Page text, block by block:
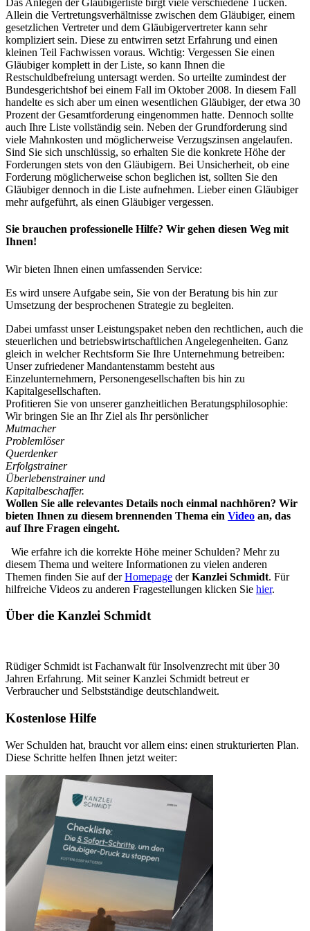
Das Anlegen der Gläubigerliste birgt viele verschiedene Tücken.
Allein die Vertretungsverhältnisse zwischen dem Gläubiger, einem
gesetzlichen Vertreter und dem Gläubigervertreter kann sehr
kompliziert sein. Diese zu entwirren setzt Erfahrung und einen
kleinen Teil Fachwissen voraus. Wichtig: Vergessen Sie einen
Gläubiger komplett in der Liste, so kann Ihnen die
Restschuldbefreiung untersagt werden. So urteilte zumindest der
Bundesgerichtshof bei einem Fall im Oktober 2008. In diesem Fall
handelte es sich aber um einen wesentlichen Gläubiger, der etwa 30
Prozent der Gesamtforderung eingenommen hatte. Dennoch sollte
auch Ihre Liste vollständig sein. Neben der Grundforderung sind
viele Mahnkosten und möglicherweise Verzugszinsen angelaufen.
Sind Sie sich unschlüssig, so erhalten Sie die konkrete Höhe der
Forderungen stets von den Gläubigern. Bei Unsicherheit, ob eine
Forderung möglicherweise schon beglichen ist, sollten Sie den
Gläubiger dennoch in die Liste aufnehmen. Lieber einen Gläubiger
mehr aufgeführt, als einen Gläubiger vergessen.
Sie brauchen professionelle Hilfe? Wir gehen diesen Weg mit
Ihnen!
Wir bieten Ihnen einen umfassenden Service:
Es wird unsere Aufgabe sein, Sie von der Beratung bis hin zur
Umsetzung der besprochenen Strategie zu begleiten.
Dabei umfasst unser Leistungspaket neben den rechtlichen, auch die
steuerlichen und betriebswirtschaftlichen Angelegenheiten. Ganz
gleich in welcher Rechtsform Sie Ihre Unternehmung betreiben:
Unser zufriedener Mandantenstamm besteht aus
Einzelunternehmern, Personengesellschaften bis hin zu
Kapitalgesellschaften.
Profitieren Sie von unserer ganzheitlichen Beratungsphilosophie:
Wir bringen Sie an Ihr Ziel als Ihr persönlicher
Mutmacher
Problemlöser
Querdenker
Erfolgstrainer
Überlebenstrainer und
Kapitalbeschaffer.
Wollen Sie alle relevantes Details noch einmal nachhören? Wir
bieten Ihnen zu diesem brennenden Thema ein Video an, das
auf Ihre Fragen eingeht.
Wie erfahre ich die korrekte Höhe meiner Schulden? Mehr zu
diesem Thema und weitere Informationen zu vielen anderen
Themen finden Sie auf derHomepage derKanzlei Schmidt. Für
hilfreiche Videos zu anderen Fragestellungen klicken Sie hier.
Über die Kanzlei Schmidt
Rüdiger Schmidt ist Fachanwalt für Insolvenzrecht mit über 30
Jahren Erfahrung. Mit seiner Kanzlei Schmidt betreut er
Verbraucher und Selbstständige deutschlandweit.
Kostenlose Hilfe
Wer Schulden hat, braucht vor allem eins: einen strukturierten Plan.
Diese Schritte helfen Ihnen jetzt weiter: